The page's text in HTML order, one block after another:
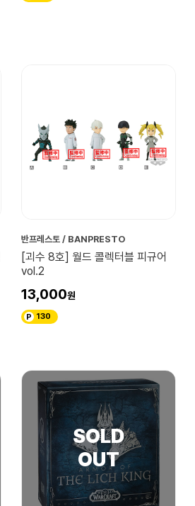
반프레스토 / BANPRESTO
[괴수 8호] 월드 콜렉터블 피규어
vol.2
13,000
130